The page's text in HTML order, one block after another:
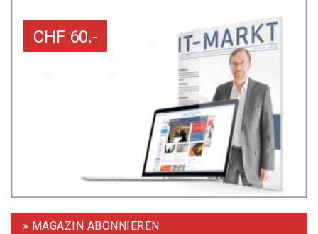
CHF 60.-
» MAGAZIN ABONNIEREN